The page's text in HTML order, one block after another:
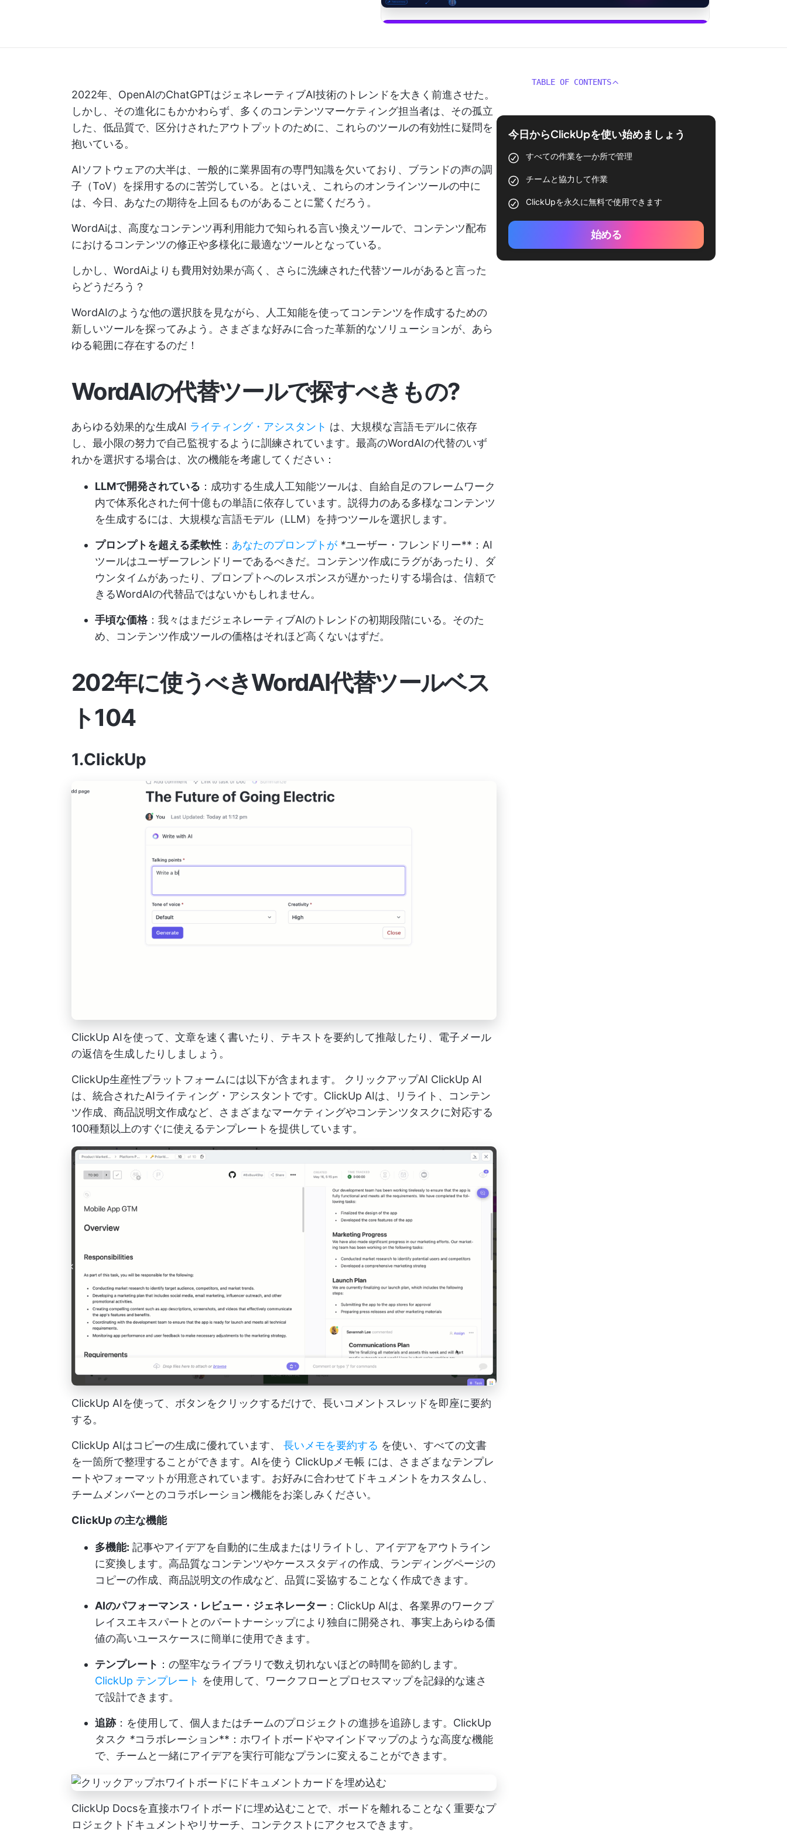
2022年、OpenAIのChatGPTはジェネレーティブAI技術のトレンドを大きく前進させた。
しかし、その進化にもかかわらず、多くのコンテンツマーケティング担当者は、その孤立
した、低品質で、区分けされたアウトプットのために、これらのツールの有効性に疑問を
抱いている。
AIソフトウェアの大半は、一般的に業界固有の専門知識を欠いており、ブランドの声の調
子（ToV）を採用するのに苦労している。とはいえ、これらのオンラインツールの中に
は、今日、あなたの期待を上回るものがあることに驚くだろう。
WordAiは、高度なコンテンツ再利用能力で知られる言い換えツールで、コンテンツ配布
におけるコンテンツの修正や多様化に最適なツールとなっている。
しかし、WordAiよりも費用対効果が高く、さらに洗練された代替ツールがあると言った
らどうだろう？
WordAIのような他の選択肢を見ながら、人工知能を使ってコンテンツを作成するための
新しいツールを探ってみよう。さまざまな好みに合った革新的なソリューションが、あら
ゆる範囲に存在するのだ！
WordAIの代替ツールで探すべきもの?
あらゆる効果的な生成AI ライティング・アシスタント は、大規模な言語モデルに依存
し、最小限の努力で自己監視するように訓練されています。最高のWordAIの代替のいず
れかを選択する場合は、次の機能を考慮してください：
LLMで開発されている ：成功する生成人工知能ツールは、自給自足のフレームワーク
内で体系化された何十億もの単語に依存しています。説得力のある多様なコンテンツ
を生成するには、大規模な言語モデル（LLM）を持つツールを選択します。
プロンプトを超える柔軟性 ： あなたのプロンプトが *ユーザー・フレンドリー**：AI
ツールはユーザーフレンドリーであるべきだ。コンテンツ作成にラグがあったり、ダ
ウンタイムがあったり、プロンプトへのレスポンスが遅かったりする場合は、信頼で
きるWordAIの代替品ではないかもしれません。
手頃な価格：我々はまだジェネレーティブAIのトレンドの初期段階にいる。そのた
め、コンテンツ作成ツールの価格はそれほど高くないはずだ。
202年に使うべきWordAI代替ツールベス
ト104
1.ClickUp
ClickUp AIを使って、文章を速く書いたり、テキストを要約して推敲したり、電子メール
の返信を生成したりしましょう。
ClickUp生産性プラットフォームには以下が含まれます。 クリックアップAI ClickUp AI
は、統合されたAIライティング・アシスタントです。ClickUp AIは、リライト、コンテン
ツ作成、商品説明文作成など、さまざまなマーケティングやコンテンツタスクに対応する
100種類以上のすぐに使えるテンプレートを提供しています。
ClickUp AIを使って、ボタンをクリックするだけで、長いコメントスレッドを即座に要約
する。
ClickUp AIはコピーの生成に優れています、 長いメモを要約する を使い、すべての文書
を一箇所で整理することができます。AIを使う ClickUpメモ帳 には、さまざまなテンプレ
ートやフォーマットが用意されています。お好みに合わせてドキュメントをカスタムし、
チームメンバーとのコラボレーション機能をお楽しみください。
ClickUp の主な機能
多機能: 記事やアイデアを自動的に生成またはリライトし、アイデアをアウトライン
に変換します。高品質なコンテンツやケーススタディの作成、ランディングページの
コピーの作成、商品説明文の作成など、品質に妥協することなく作成できます。
AIのパフォーマンス・レビュー・ジェネレーター ：ClickUp AIは、各業界のワークプ
レイスエキスパートとのパートナーシップにより独自に開発され、事実上あらゆる価
値の高いユースケースに簡単に使用できます。
テンプレート ：の堅牢なライブラリで数え切れないほどの時間を節約します。
ClickUp テンプレート を使用して、ワークフローとプロセスマップを記録的な速さ
で設計できます。
追跡：を使用して、個人またはチームのプロジェクトの進捗を追跡します。 ClickUp
タスク *コラボレーション**：ホワイトボードやマインドマップのような高度な機能
で、チームと一緒にアイデアを実行可能なプランに変えることができます。
ClickUp Docsを直接ホワイトボードに埋め込むことで、ボードを離れることなく重要なプ
ロジェクトドキュメントやリサーチ、コンテクストにアクセスできます。
TABLE OF CONTENTS
今日からClickUpを使い始めましょう
すべての作業を一か所で管理
チームと協力して作業
ClickUpを永久に無料で使用できます
始める